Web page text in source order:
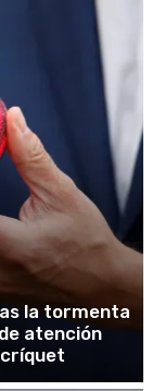
la tormenta
atención